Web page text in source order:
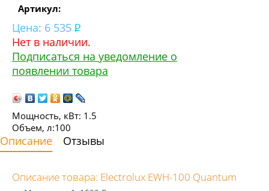
Артикул:
Цена: 6 535
Нет в наличии.
Подписаться на уведомление о
появлении товара
Мощность, кВт: 1.5
Объем, л:100
Описание Отзывы
Описание товара: Electrolux EWH-100 Quantum